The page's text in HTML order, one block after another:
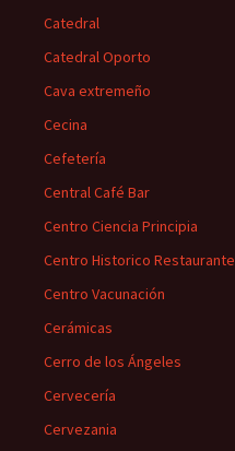
Catedral
Catedral Oporto
Cava extremeño
Cecina
Cefetería
Central Café Bar
Centro Ciencia Principia
Centro Historico Restaurante
Centro Vacunación
Cerámicas
Cerro de los Ángeles
Cervecería
Cervezania